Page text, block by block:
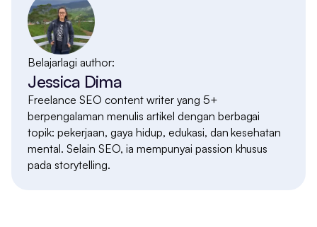
Belajarlagi author:
Jessica Dima
Freelance SEO content writer yang 5+
berpengalaman menulis artikel dengan berbagai
topik: pekerjaan, gaya hidup, edukasi, dan kesehatan
mental. Selain SEO, ia mempunyai passion khusus
pada storytelling.